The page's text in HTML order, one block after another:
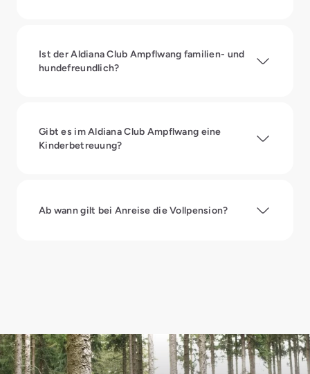
Ist der Aldiana Club Ampflwang familien- und
hundefreundlich?
Gibt es im Aldiana Club Ampflwang eine
Kinderbetreuung?
Ab wann gilt bei Anreise die Vollpension?